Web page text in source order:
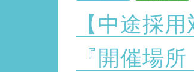
【中途採
『開催場